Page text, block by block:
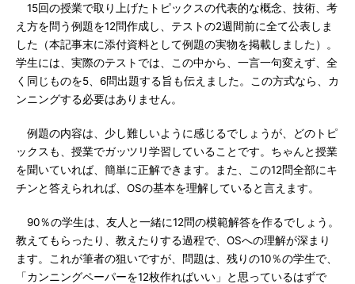
15回の授業で取り上げたトピックスの代表的な概念、技術、考
え方を問う例題を12問作成し、テストの2週間前に全て公表しま
した（本記事末に添付資料として例題の実物を掲載しました）。
学生には、実際のテストでは、この中から、一言一句変えず、全
く同じものを5、6問出題する旨も伝えました。この方式なら、カ
ンニングする必要はありません。
例題の内容は、少し難しいように感じるでしょうが、どのトピ
ックスも、授業でガッツリ学習していることです。ちゃんと授業
を聞いていれば、簡単に正解できます。また、この12問全部にキ
チンと答えられれば、OSの基本を理解していると言えます。
90％の学生は、友人と一緒に12問の模範解答を作るでしょう。
教えてもらったり、教えたりする過程で、OSへの理解が深まり
ます。これが筆者の狙いですが、問題は、残りの10％の学生で、
「カンニングペーパーを12枚作ればいい」と思っているはずで